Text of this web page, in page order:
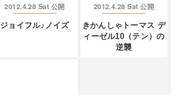
2012.4.28 Sat 公開
ジョイフル♪ノイズ
2012.4.28 Sat 公開
きかんしゃトーマス デ
ィーゼル10（テン）の
逆襲